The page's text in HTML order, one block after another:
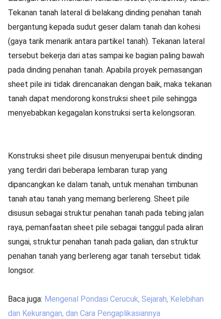
Tekanan tanah lateral di belakang dinding penahan tanah
bergantung kepada sudut geser dalam tanah dan kohesi
(gaya tarik menarik antara partikel tanah). Tekanan lateral
tersebut bekerja dari atas sampai ke bagian paling bawah
pada dinding penahan tanah. Apabila proyek pemasangan
sheet pile ini tidak direncanakan dengan baik, maka tekanan
tanah dapat mendorong konstruksi sheet pile sehingga
menyebabkan kegagalan konstruksi serta kelongsoran.
Konstruksi sheet pile disusun menyerupai bentuk dinding
yang terdiri dari beberapa lembaran turap yang
dipancangkan ke dalam tanah, untuk menahan timbunan
tanah atau tanah yang memang berlereng. Sheet pile
disusun sebagai struktur penahan tanah pada tebing jalan
raya, pemanfaatan sheet pile sebagai tanggul pada aliran
sungai, struktur penahan tanah pada galian, dan struktur
penahan tanah yang berlereng agar tanah tersebut tidak
longsor.
Baca juga: Mengenal Pondasi Cerucuk, Sejarah, Kelebihan
dan Kekurangan, dan Cara Pengaplikasiannya